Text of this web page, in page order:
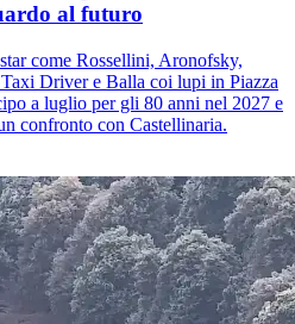
al futuro
come Rossellini, Aronofsky,
Driver e Balla coi lupi in Piazza
a luglio per gli 80 anni nel 2027 e
confronto con Castellinaria.